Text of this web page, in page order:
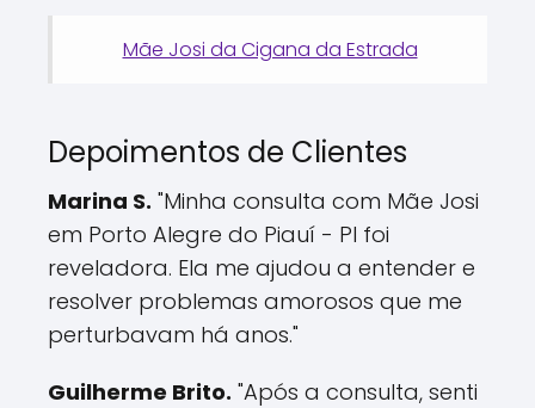
Mãe Josi da Cigana da Estrada
Depoimentos de Clientes
Marina S. "Minha consulta com Mãe Josi
em Porto Alegre do Piauí - PI foi
reveladora. Ela me ajudou a entender e
resolver problemas amorosos que me
perturbavam há anos."
Guilherme Brito. "Após a consulta, senti